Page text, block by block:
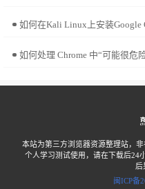
如何在Kali Linux上安装Google
如何处理 Chrome 中“可能很危
本站为第三方浏览器资源整理站，
个人学习测试使用，请在下载后24
后
闽ICP备